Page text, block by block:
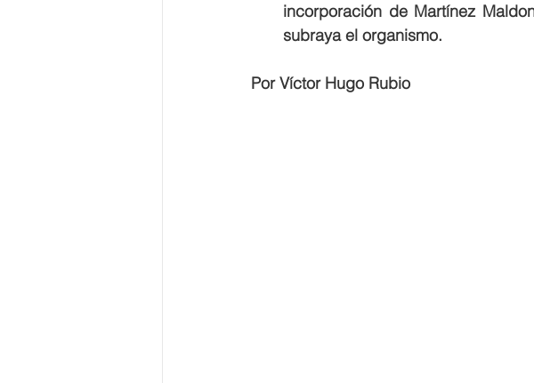
incorporación de Martínez
subraya el organismo.
Por Víctor Hugo Rubio